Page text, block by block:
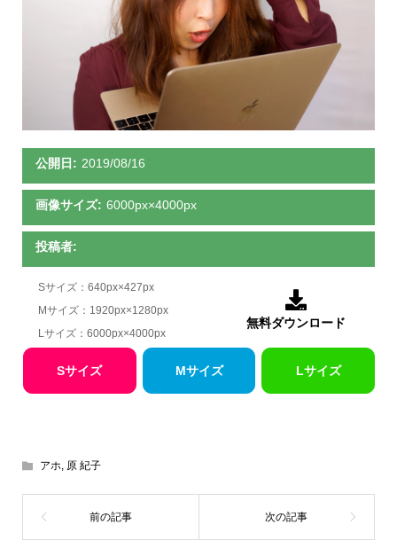
公開日: 2019/08/16
画像サイズ: 6000px×4000px
投稿者:
Sサイズ：640px×427px
Mサイズ：1920px×1280px
Lサイズ：6000px×4000px

無料ダウンロード
Sサイズ Mサイズ Lサイズ
アホ, 原 紀子